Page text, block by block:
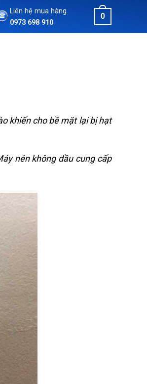
Liên hệ mua hàng
0973 698 910
0
khiến cho bề mặt lại bị hạt
nén không dầu cung cấp